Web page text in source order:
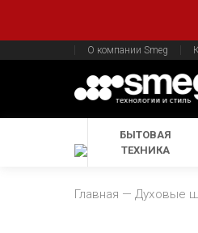
О компании Smeg
БЫТОВАЯ
ТЕХНИКА
Главная Духовые